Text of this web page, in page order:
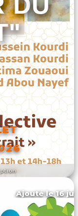
Ajouté le 16